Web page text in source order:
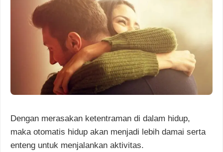
Dengan merasakan ketentraman di dalam hidup,
maka otomatis hidup akan menjadi lebih damai serta
enteng untuk menjalankan aktivitas.